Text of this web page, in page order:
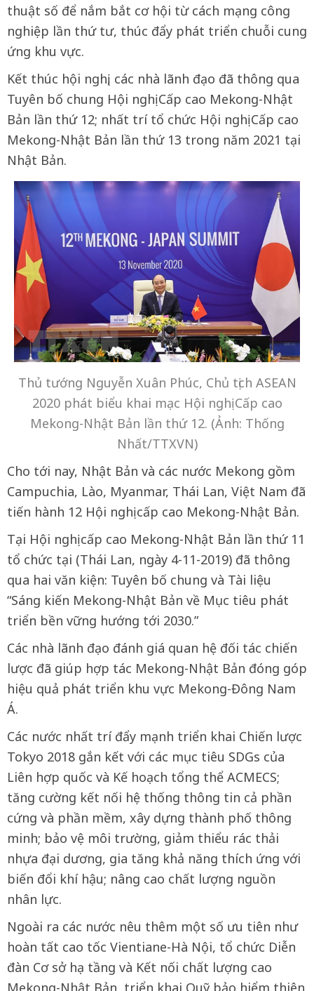
thuật số để nắm bắt cơ hội từ cách mạng công
nghiệp lần thứ tư, thúc đẩy phát triển chuỗi cung
ứng khu vực.
Kết thúc hội nghị, các nhà lãnh đạo đã thông qua
Tuyên bố chung Hội nghị Cấp cao Mekong-Nhật
Bản lần thứ 12; nhất trí tổ chức Hội nghị Cấp cao
Mekong-Nhật Bản lần thứ 13 trong năm 2021 tại
Nhật Bản.
Thủ tướng Nguyễn Xuân Phúc, Chủ tịch ASEAN
2020 phát biểu khai mạc Hội nghị Cấp cao
Mekong-Nhật Bản lần thứ 12. (Ảnh: Thống
Nhất/TTXVN)
Cho tới nay, Nhật Bản và các nước Mekong gồm
Campuchia, Lào, Myanmar, Thái Lan, Việt Nam đã
tiến hành 12 Hội nghị cấp cao Mekong-Nhật Bản.
Tại Hội nghị cấp cao Mekong-Nhật Bản lần thứ 11
tổ chức tại (Thái Lan, ngày 4-11-2019) đã thông
qua hai văn kiện: Tuyên bố chung và Tài liệu
“Sáng kiến Mekong-Nhật Bản về Mục tiêu phát
triển bền vững hướng tới 2030.”
Các nhà lãnh đạo đánh giá quan hệ đối tác chiến
lược đã giúp hợp tác Mekong-Nhật Bản đóng góp
hiệu quả phát triển khu vực Mekong-Đông Nam
Á.
Các nước nhất trí đẩy mạnh triển khai Chiến lược
Tokyo 2018 gắn kết với các mục tiêu SDGs của
Liên hợp quốc và Kế hoạch tổng thể ACMECS;
tăng cường kết nối hệ thống thông tin cả phần
cứng và phần mềm, xây dựng thành phố thông
minh; bảo vệ môi trường, giảm thiểu rác thải
nhựa đại dương, gia tăng khả năng thích ứng với
biến đổi khí hậu; nâng cao chất lượng nguồn
nhân lực.
Ngoài ra các nước nêu thêm một số ưu tiên như
hoàn tất cao tốc Vientiane-Hà Nội, tổ chức Diễn
đàn Cơ sở hạ tầng và Kết nối chất lượng cao
Mekong-Nhật Bản, triển khai Quỹ bảo hiểm thiên